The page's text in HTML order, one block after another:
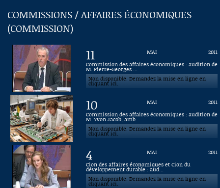
EN DIRECT
À LA DEMANDE
RECHERCHE
AIDE À LA DÉCOUPE
DE VIDÉOS
Séance publique
Questions au Gouvernement
Commissions
Présidence
Connaissance, Histoire
Autres
COMMISSIONS / AFFAIRES ÉCONOMIQUES
(COMMISSION)
11 MAI
2011
Commission des affaires économiques : audition de
M. Pierre-Georges ...
Non disponible. Demandez la mise en ligne en
cliquant ici.
10 MAI
2011
Commission des affaires économiques : audition de
M. Yvon Jacob, amb...
Non disponible. Demandez la mise en ligne en
cliquant ici.
4 MAI
2011
Cion des affaires économiques et Cion du
développement durable : aud...
Non disponible. Demandez la mise en ligne en
cliquant ici.